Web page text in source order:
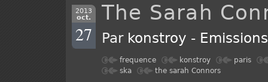
2013
oct.
27
The Sarah
Par konstroy -
frequence konstroy
paris
ska
the sarah Connors